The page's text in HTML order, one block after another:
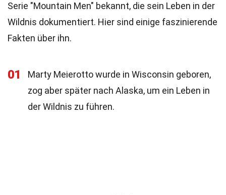
Serie "Mountain Men" bekannt, die sein Leben in der
Wildnis dokumentiert. Hier sind einige faszinierende
Fakten über ihn.
01
Marty Meierotto wurde in Wisconsin geboren,
zog aber später nach Alaska, um ein Leben in
der Wildnis zu führen.